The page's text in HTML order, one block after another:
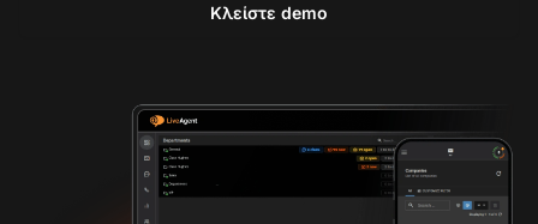
Κλείστε demo